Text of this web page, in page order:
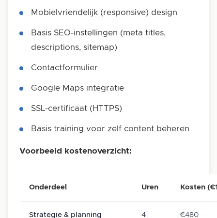
Mobielvriendelijk (responsive) design
Basis SEO-instellingen (meta titles,
descriptions, sitemap)
Contactformulier
Google Maps integratie
SSL-certificaat (HTTPS)
Basis training voor zelf content beheren
Voorbeeld kostenoverzicht:
Onderdeel Uren Kosten
Strategie & planning 4 €480